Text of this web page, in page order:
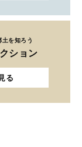
土を知ろう
ション
る